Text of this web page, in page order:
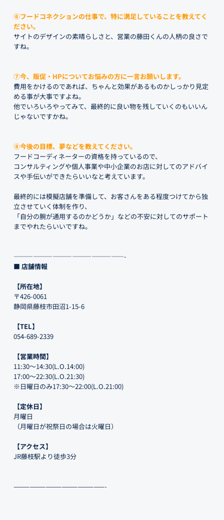
⑥フードコネクションの仕事で、特に満足していることを教えてく
ださい。
サイトのデザインの素晴らしさと、営業の藤田くんの人柄の良さで
すね。
⑦今、販促・HPについてお悩みの方に一言お願いします。
費用をかけるのであれば、ちゃんと効果があるものかしっかり見定
める事が大事ですよね。
他でいろいろやってみて、最終的に良い物を残していくのもいいん
じゃないですかね。
⑧今後の目標、夢などを教えてください。
フードコーディネーターの資格を持っているので、
コンサルティングや個人事業や中小企業のお店に対してのアドバイ
スや手伝いができたらいいなと考えています。
最終的には模擬店舗を準備して、お客さんをある程度つけてから独
立させていく体制を作り、
「自分の腕が通用するのかどうか」などの不安に対してのサポート
までやれたらいいですね。
—————————————————-
■ 店舗情報
【所在地】
〒426-0061
静岡県藤枝市田沼1-15-6
【TEL】
054-689-2339
【営業時間】
11:30～14:30(L.O.14:00)
17:00～22:30(L.O.21:30)
※日曜日のみ17:30～22:00(L.O.21:00)
【定休日】
月曜日
（月曜日が祝祭日の場合は火曜日）
【アクセス】
JR藤枝駅より徒歩3分
—————————————————-